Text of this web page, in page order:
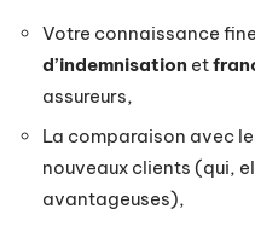
Votre connaissance
d’indemnisation et
assureurs,
La comparaison avec
nouveaux clients (qui,
avantageuses),